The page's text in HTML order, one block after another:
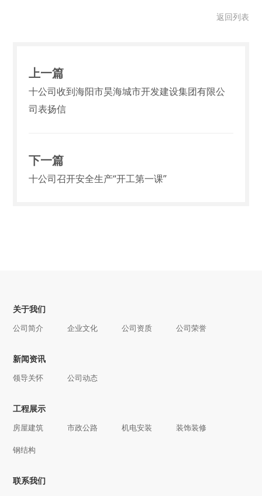
返回列表
上一篇
十公司收到海阳市昊海城市开发建设集团有限公
司表扬信
下一篇
十公司召开安全生产“开工第一课”
关于我们
公司简介 企业文化 公司资质 公司荣誉
新闻资讯
领导关怀 公司动态
工程展示
房屋建筑 市政公路 机电安装 装饰装修
钢结构
联系我们